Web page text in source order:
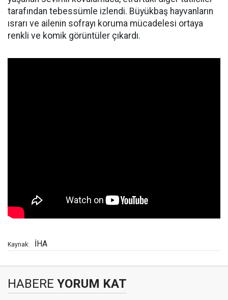
tarafından tebessümle izlendi. Büyükbaş hayvanların
ısrarı ve ailenin sofrayı koruma mücadelesi ortaya
renkli ve komik görüntüler çıkardı.
Kaynak: İHA
HABERE YORUM KAT